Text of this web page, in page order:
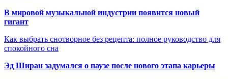
В мировой музыкальной индустрии появится новый
гигант
Как выбрать снотворное без рецепта: полное руководство для
спокойного сна
Эд Ширан задумался о паузе после нового этапа карьеры